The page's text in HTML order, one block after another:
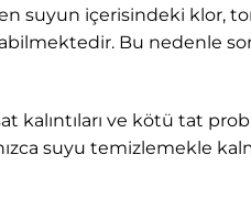
suyun içerisindeki klor,
Bu nedenle
ve kötü tat
suyu temizlemekle